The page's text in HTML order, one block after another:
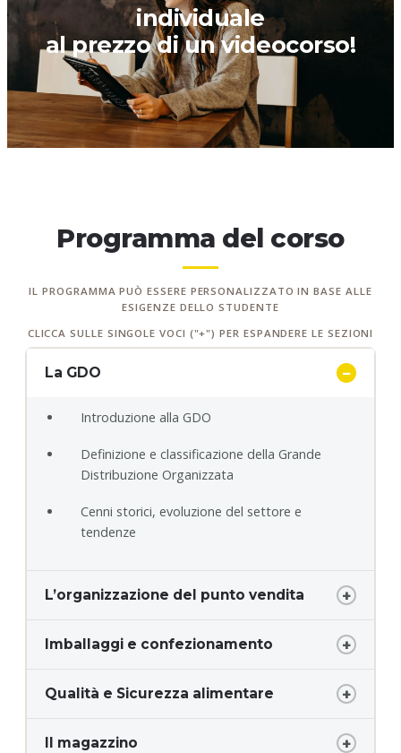
individuale
al prezzo di un videocorso!
Programma del corso
IL PROGRAMMA PUÒ ESSERE PERSONALIZZATO IN BASE ALLE
ESIGENZE DELLO STUDENTE
CLICCA SULLE SINGOLE VOCI ("+") PER ESPANDERE LE SEZIONI
La GDO
Introduzione alla GDO
Definizione e classificazione della Grande
Distribuzione Organizzata
Cenni storici, evoluzione del settore e
tendenze
L’organizzazione del punto vendita
Imballaggi e confezionamento
Qualità e Sicurezza alimentare
Il magazzino